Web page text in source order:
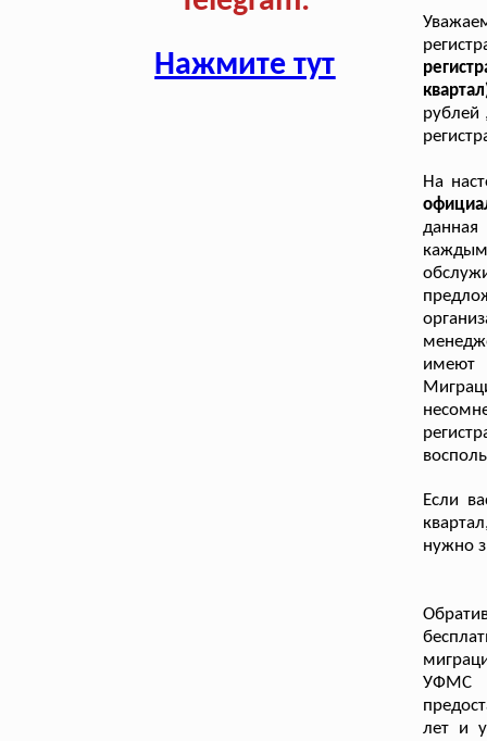
Нажмите тут
рублей
На
данная
имеют
Если
нужно
УФМС
лет и